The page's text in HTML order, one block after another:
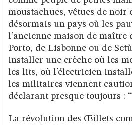
moustachues, vêtues de noir
désormais un pays où les
l’ancienne maison de maître
Porto, de Lisbonne ou de
installer une crèche où les
les lits, où l’électricien
les militaires viennent
déclarant presque toujours :
La révolution des Œillets